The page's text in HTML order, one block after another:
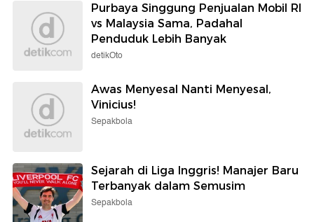
Purbaya Singgung Penjualan Mobil RI
vs Malaysia Sama, Padahal
Penduduk Lebih Banyak
detikOto
Awas Menyesal Nanti Menyesal,
Vinicius!
Sepakbola
Sejarah di Liga Inggris! Manajer Baru
Terbanyak dalam Semusim
Sepakbola